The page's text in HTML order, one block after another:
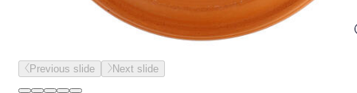
Previous slide Next slide